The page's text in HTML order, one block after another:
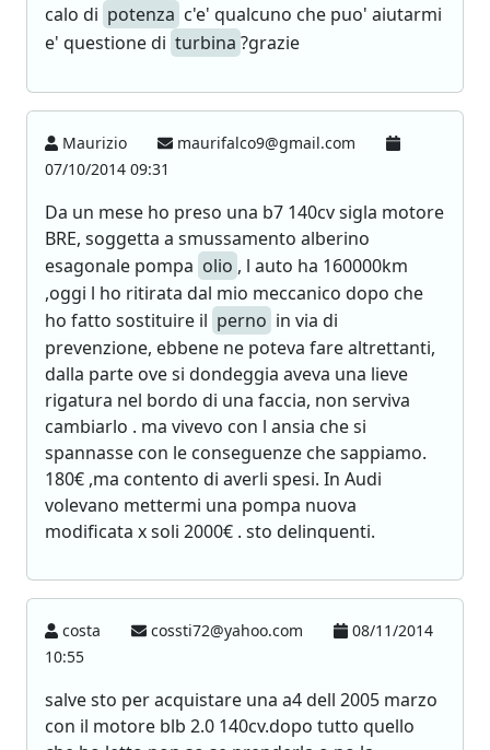
calo di potenza c'e' qualcuno che puo' aiutarmi
e' questione di turbina ?grazie
Maurizio
maurifalco9@gmail.com
07/10/2014 09:31
Da un mese ho preso una b7 140cv sigla motore
BRE, soggetta a smussamento alberino
esagonale pompa olio , l auto ha 160000km
,oggi l ho ritirata dal mio meccanico dopo che
ho fatto sostituire il perno in via di
prevenzione, ebbene ne poteva fare altrettanti,
dalla parte ove si dondeggia aveva una lieve
rigatura nel bordo di una faccia, non serviva
cambiarlo . ma vivevo con l ansia che si
spannasse con le conseguenze che sappiamo.
180€ ,ma contento di averli spesi. In Audi
volevano mettermi una pompa nuova
modificata x soli 2000€ . sto delinquenti.
costa cossti72@yahoo.com
08/11/2014
10:55
salve sto per acquistare una a4 dell 2005 marzo
con il motore blb 2.0 140cv.dopo tutto quello